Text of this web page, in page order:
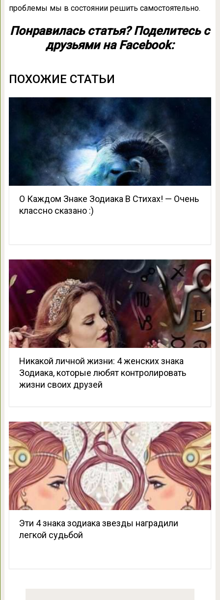
проблемы мы в состоянии решить самостоятельно.
Понравилась статья? Поделитесь с
друзьями на Facebook:
ПОХОЖИЕ СТАТЬИ
О Каждом Знаке Зодиака В Стихах! — Очень
классно сказано :)
Никакой личной жизни: 4 женских знака
Зодиака, которые любят контролировать
жизни своих друзей
Эти 4 знака зодиака звезды наградили
легкой судьбой